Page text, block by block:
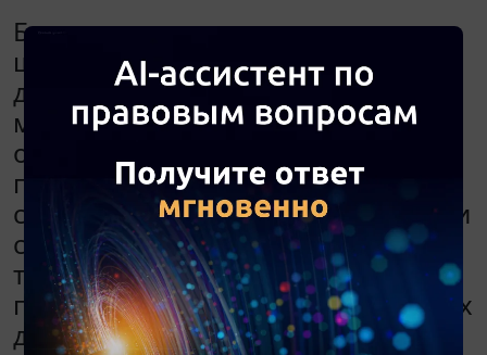
Бюджетное учреждение - детская
школа искусств осуществляет свою
деятельность в соответствии с
муниципальным заданием. На
основании задания учредитель
предоставляет учреждению
субсидию на выполнение задания и
субсидию на иные цели. Кроме
того, родители (законные
представители) детей, посещающих
детскую школу искусств,